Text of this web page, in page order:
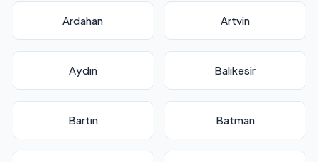
Ardahan Artvin
Aydın Balıkesir
Bartın Batman